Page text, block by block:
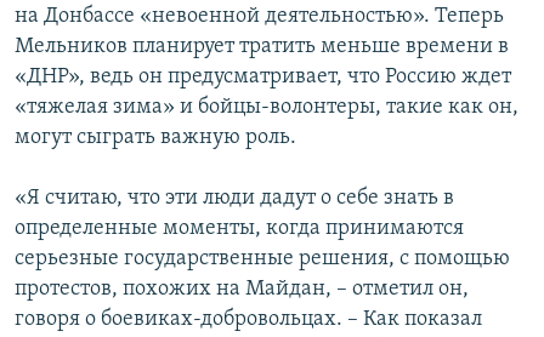
на Донбассе «невоенной деятельностью». Теперь
Мельников планирует тратить меньше времени в
«ДНР», ведь он предусматривает, что Россию ждет
«тяжелая зима» и бойцы-волонтеры, такие как он,
могут сыграть важную роль.
«Я считаю, что эти люди дадут о себе знать в
определенные моменты, когда принимаются
серьезные государственные решения, с помощью
протестов, похожих на Майдан, – отметил он,
говоря о боевиках-добровольцах. – Как показал